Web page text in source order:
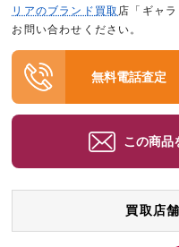
リアのブランド買取 店「ギャ
お問い合わせください。
無料電話査定
この商品
買取店